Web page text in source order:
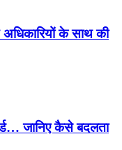
अधिकारियों के साथ की
जानिए कैसे बदलता